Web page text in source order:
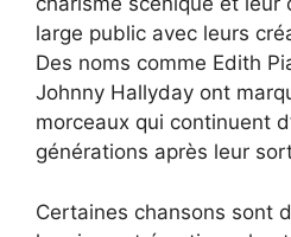
large public avec leurs
Des noms comme Edith
Johnny Hallyday ont
morceaux qui continuent
générations après leur
Certaines chansons sont